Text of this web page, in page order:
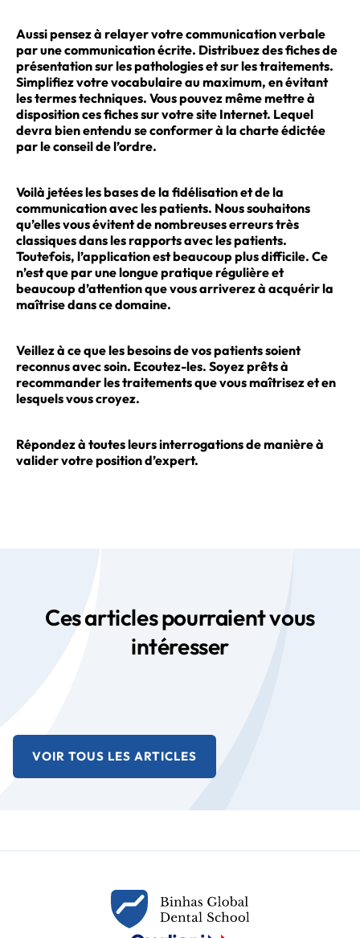
Aussi pensez à relayer votre communication verbale
par une communication écrite. Distribuez des fiches de
présentation sur les pathologies et sur les traitements.
Simplifiez votre vocabulaire au maximum, en évitant
les termes techniques. Vous pouvez même mettre à
disposition ces fiches sur votre site Internet. Lequel
devra bien entendu se conformer à la charte édictée
par le conseil de l’ordre.
Voilà jetées les bases de la fidélisation et de la
communication avec les patients. Nous souhaitons
qu’elles vous évitent de nombreuses erreurs très
classiques dans les rapports avec les patients.
Toutefois, l’application est beaucoup plus difficile. Ce
n’est que par une longue pratique régulière et
beaucoup d’attention que vous arriverez à acquérir la
maîtrise dans ce domaine.
Veillez à ce que les besoins de vos patients soient
reconnus avec soin. Ecoutez-les. Soyez prêts à
recommander les traitements que vous maîtrisez et en
lesquels vous croyez.
Répondez à toutes leurs interrogations de manière à
valider votre position d’expert.
Ces articles pourraient vous
intéresser
VOIR TOUS LES ARTICLES